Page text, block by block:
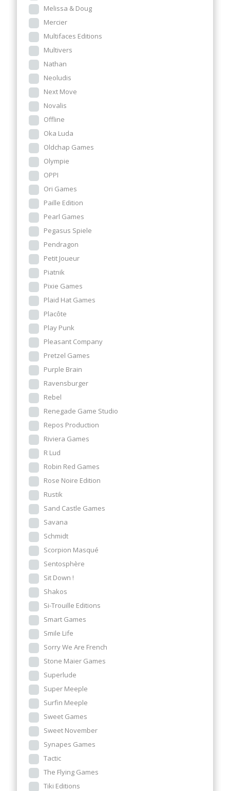
Melissa & Doug
Mercier
Multifaces Editions
Multivers
Nathan
Neoludis
Next Move
Novalis
Offline
Oka Luda
Oldchap Games
Olympie
OPPI
Ori Games
Paille Edition
Pearl Games
Pegasus Spiele
Pendragon
Petit Joueur
Piatnik
Pixie Games
Plaid Hat Games
Placôte
Play Punk
Pleasant Company
Pretzel Games
Purple Brain
Ravensburger
Rebel
Renegade Game Studio
Repos Production
Riviera Games
R Lud
Robin Red Games
Rose Noire Edition
Rustik
Sand Castle Games
Savana
Schmidt
Scorpion Masqué
Sentosphère
Sit Down !
Shakos
Si-Trouille Editions
Smart Games
Smile Life
Sorry We Are French
Stone Maier Games
Superlude
Super Meeple
Surfin Meeple
Sweet Games
Sweet November
Synapes Games
Tactic
The Flying Games
Tiki Editions